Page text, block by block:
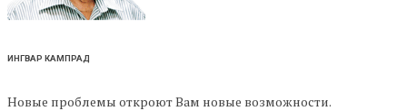
ИНГВАР КАМПРАД
Новые проблемы откроют Вам новые возможности.